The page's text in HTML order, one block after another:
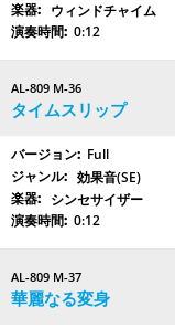
ウィンドチャイム
0:12
AL-809 M-36
タイムスリップ
Full
効果音(SE)
シンセサイザー
0:12
AL-809 M-37
華麗なる変身